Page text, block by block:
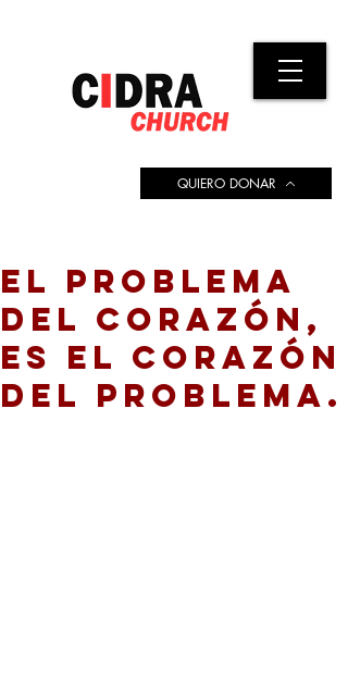
QUIERO DONAR
EL PROBLEMA
DEL CORAZÓN,
ES EL CORAZÓN
DEL PROBLEMA.